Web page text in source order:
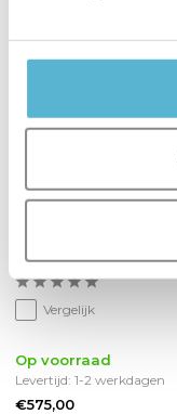
Vergelijk
Op voorraad
Levertijd: 1-2 werkdagen
€575,00